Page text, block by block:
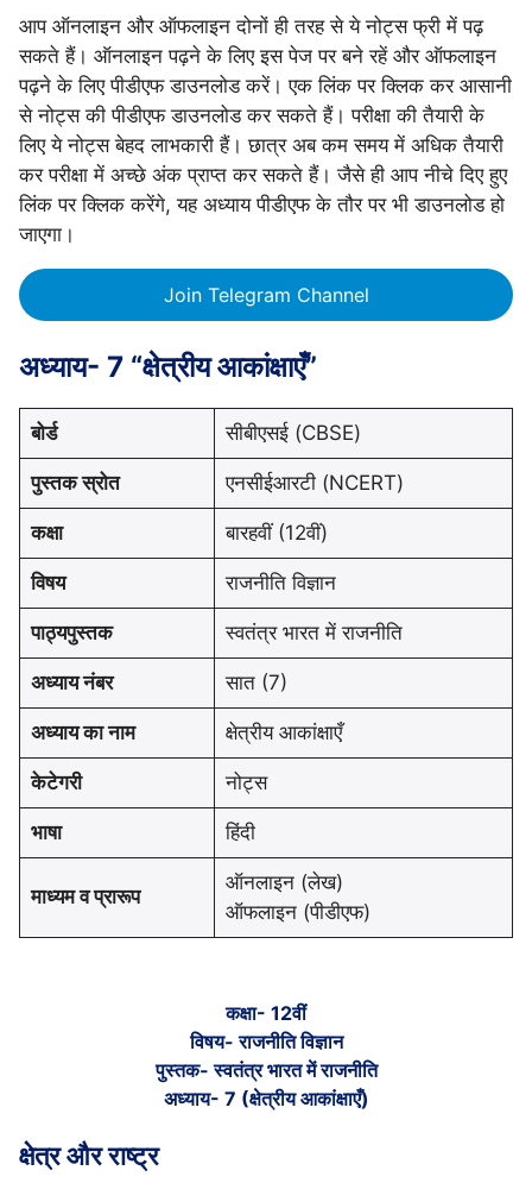
आप ऑनलाइन और ऑफलाइन दोनों ही तरह से ये नोट्स फ्री में पढ़
सकते हैं। ऑनलाइन पढ़ने के लिए इस पेज पर बने रहें और ऑफलाइन
पढ़ने के लिए पीडीएफ डाउनलोड करें। एक लिंक पर क्लिक कर आसानी
से नोट्स की पीडीएफ डाउनलोड कर सकते हैं। परीक्षा की तैयारी के
लिए ये नोट्स बेहद लाभकारी हैं। छात्र अब कम समय में अधिक तैयारी
कर परीक्षा में अच्छे अंक प्राप्त कर सकते हैं। जैसे ही आप नीचे दिए हुए
लिंक पर क्लिक करेंगे, यह अध्याय पीडीएफ के तौर पर भी डाउनलोड हो
जाएगा।
Join Telegram Channel
अध्याय- 7 “क्षेत्रीय आकांक्षाएँ”
बोर्ड सीबीएसई (CBSE)
पुस्तक स्रोत एनसीईआरटी (NCERT)
कक्षा बारहवीं (12वीं)
विषय राजनीति विज्ञान
पाठ्यपुस्तक स्वतंत्र भारत में राजनीति
अध्याय नंबर सात (7)
अध्याय का नाम क्षेत्रीय आकांक्षाएँ
केटेगरी नोट्स
भाषा हिंदी
माध्यम व प्रारूप
ऑनलाइन (लेख)
ऑफलाइन (पीडीएफ)
कक्षा- 12वीं
विषय- राजनीति विज्ञान
पुस्तक- स्वतंत्र भारत में राजनीति
अध्याय- 7 (क्षेत्रीय आकांक्षाएँ)
क्षेत्र और राष्ट्र